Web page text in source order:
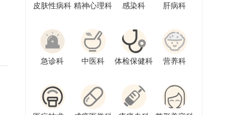
皮肤性病科 精神心理科 感染科 肝病科
急诊科 中医科 体检保健科 营养科